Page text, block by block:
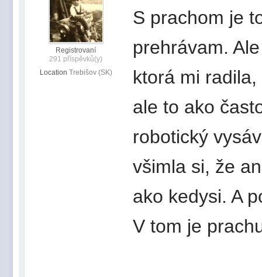
Registrovaní
291 příspěvků(y)
Location Trebišov (SK)
S prachom je
prehrávam.
ktorá mi
ale to ako
robotický
všimla si, že
ako kedysi. A
V tom je